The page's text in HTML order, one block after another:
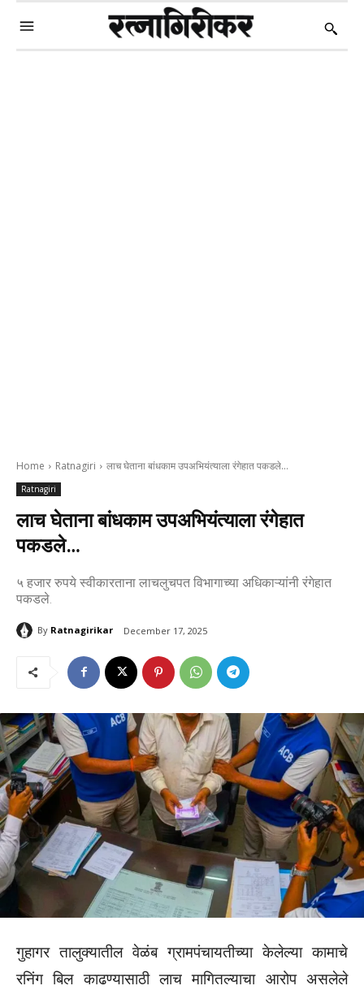
Home Ratnagiri लाच घेताना बांधकाम उपअभियंत्याला रंगेहात पकडले...
Ratnagiri
लाच घेताना बांधकाम उपअभियंत्याला रंगेहात
पकडले…
५ हजार रुपये स्वीकारताना लाचलुचपत विभागाच्या अधिकाऱ्यांनी रंगेहात
पकडले.
By Ratnagirikar December 17, 2025
गुहागर तालुक्यातील वेळंब ग्रामपंचायतीच्या केलेल्या कामाचे
रनिंग बिल काढण्यासाठी लाच मागितल्याचा आरोप असलेले